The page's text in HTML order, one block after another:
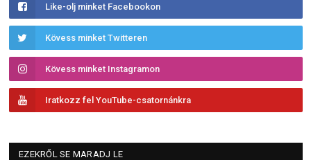
Like-olj minket Facebookon
Kövess minket Twitteren
Kövess minket Instagramon
Iratkozz fel YouTube-csatornánkra
EZEKRŐL SE MARADJ LE